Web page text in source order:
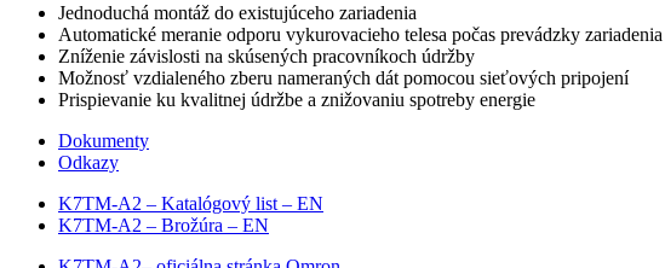
Jednoduchá montáž do existujúceho zariadenia
Automatické meranie odporu vykurovacieho telesa počas prevádzky
Zníženie závislosti na skúsených pracovníkoch údržby
Možnosť vzdialeného zberu nameraných dát pomocou sieťových pripojení
Prispievanie ku kvalitnej údržbe a znižovaniu spotreby energie
Dokumenty
Odkazy
K7TM-A2 – Katalógový list – EN
K7TM-A2 – Brožúra – EN